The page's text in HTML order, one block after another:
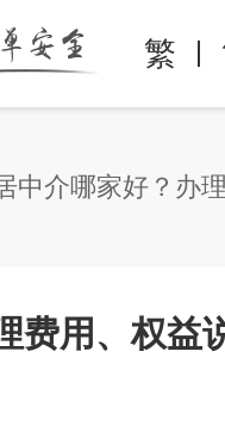
繁
费用、权益